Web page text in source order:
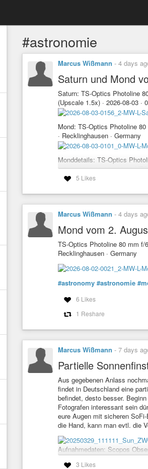
#astronomie
Marcus Wißmann - 4 days
Saturn und Mond
Saturn: TS-Optics Photoline
(Upscale 1.5x) · 2026-08-03 ·
Mond: TS-Optics Photoline 80
· Recklinghausen · Germany
Monddetails: TS-Optics
1.5x) · 2026-08-03 · 02:05
#saturn #moon #astronomie
5 Likes
Marcus Wißmann - 4 days
Mond vom 2.
TS-Optics Photoline 80 mm f/
Recklinghausen · Germany
#astronomy #astronomie
6 Likes
1 Reshare
Marcus Wißmann - 7 days
Partielle
Aus gegebenen Anlass
findet in Deutschland eine
befindet, desto besser.
Fotografen interessant sein
eure Augen mit sicheren
die Hand, kann man evtl. die
Aufnahmedaten: Scopos
12.11 MEZ zur maximalen
3 Likes